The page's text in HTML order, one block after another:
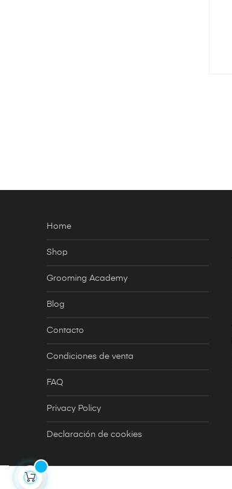
Home
Shop
Grooming Academy
Blog
Contacto
Condiciones de venta
FAQ
Privacy Policy
Declaración de cookies